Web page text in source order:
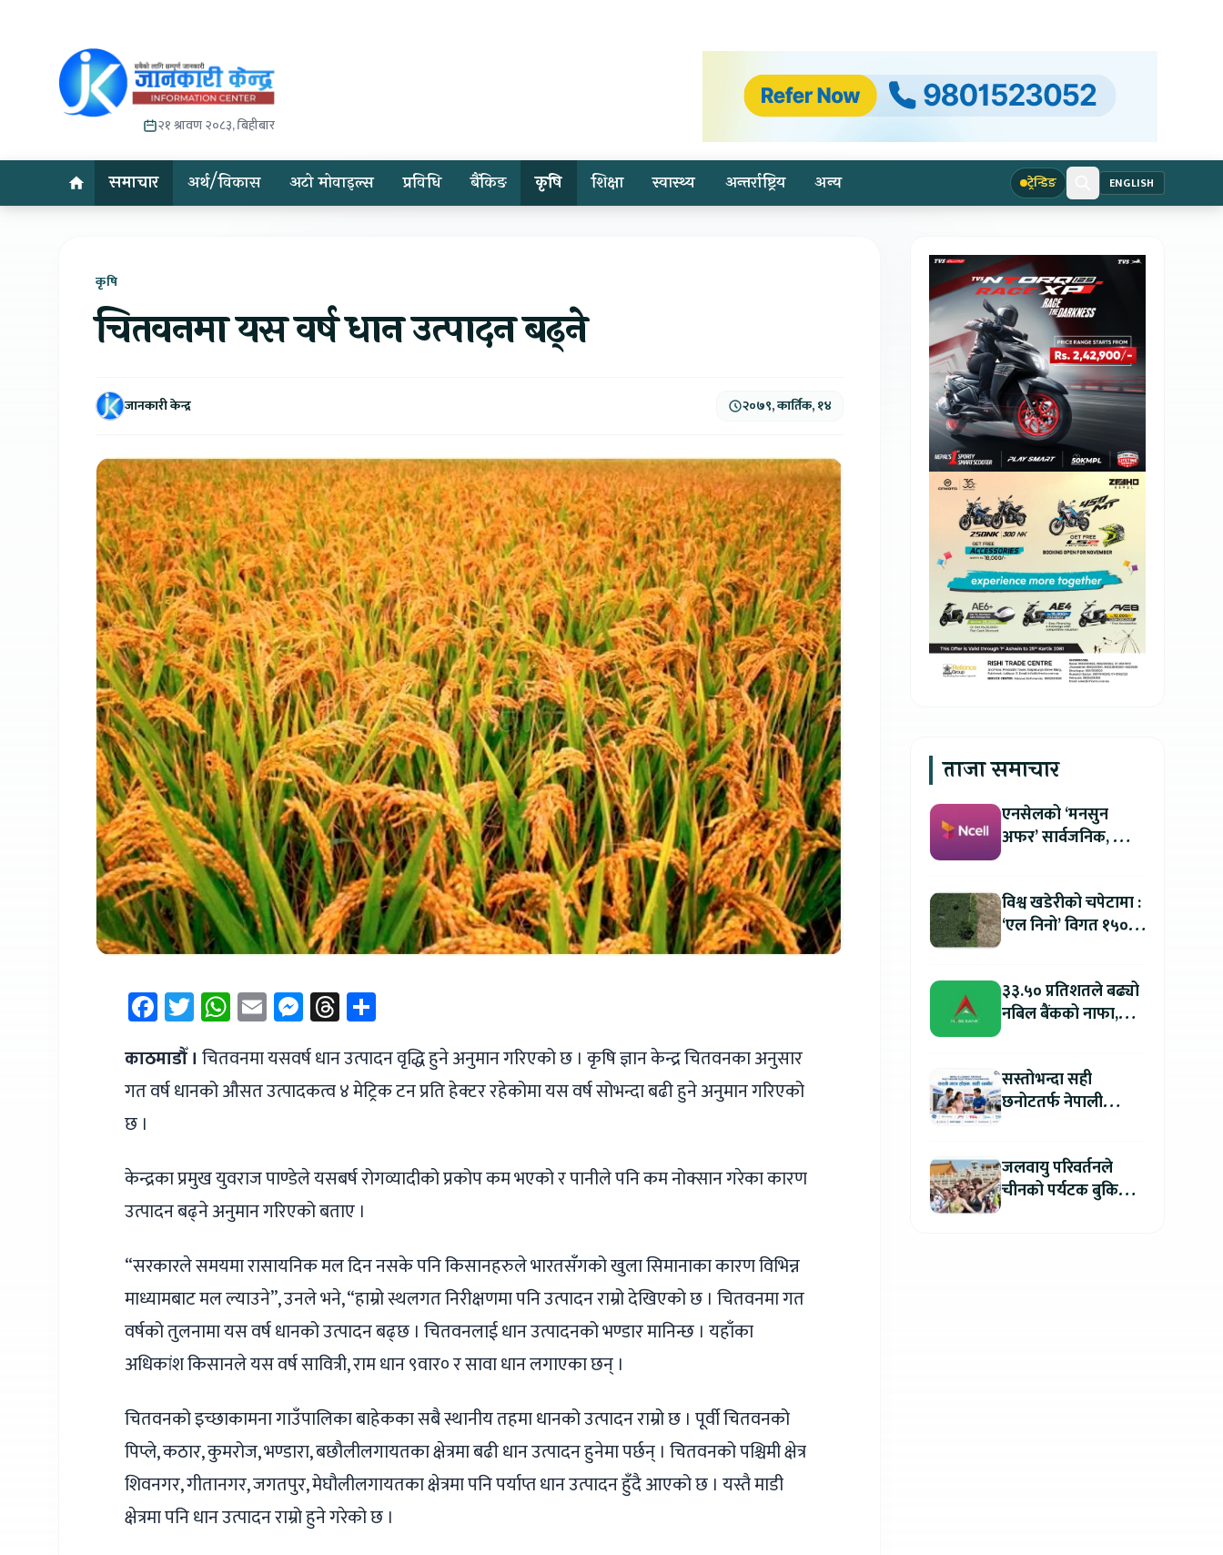
२१ श्रावण २०८३, बिहीबार
समाचार अर्थ/विकास अटो मोवाइल्स प्रविधि बैंकिङ कृषि शिक्षा स्वास्थ्य अन्तर्राष्ट्रिय अन्य ट्रेन्डिङ ENGLISH
कृषि
चितवनमा यस वर्ष धान उत्पादन बढ्ने
जानकारी केन्द्र २०७९, कार्तिक, १४
Facebook
Twitter
WhatsApp
EmailMessenger
Threads
काठमाडौँ । चितवनमा यसवर्ष धान उत्पादन वृद्धि हुने अनुमान गरिएको छ । कृषि ज्ञान केन्द्र चितवनका अनुसार
गत वर्ष धानको औसत उत्पादकत्व ४ मेट्रिक टन प्रति हेक्टर रहेकोमा यस वर्ष सोभन्दा बढी हुने अनुमान गरिएको
छ ।
केन्द्रका प्रमुख युवराज पाण्डेले यसबर्ष रोगव्यादीको प्रकोप कम भएको र पानीले पनि कम नोक्सान गरेका कारण
उत्पादन बढ्ने अनुमान गरिएको बताए ।
“सरकारले समयमा रासायनिक मल दिन नसके पनि किसानहरुले भारतसँगको खुला सिमानाका कारण विभिन्न
माध्यामबाट मल ल्याउने”, उनले भने, “हाम्रो स्थलगत निरीक्षणमा पनि उत्पादन राम्रो देखिएको छ । चितवनमा गत
वर्षको तुलनामा यस वर्ष धानको उत्पादन बढ्छ । चितवनलाई धान उत्पादनको भण्डार मानिन्छ । यहाँका
अधिकांश किसानले यस वर्ष सावित्री, राम धान ९वार० र सावा धान लगाएका छन् ।
चितवनको इच्छाकामना गाउँपालिका बाहेकका सबै स्थानीय तहमा धानको उत्पादन राम्रो छ । पूर्वी चितवनको
पिप्ले, कठार, कुमरोज, भण्डारा, बछौलीलगायतका क्षेत्रमा बढी धान उत्पादन हुनेमा पर्छन् । चितवनको पश्चिमी क्षेत्र
शिवनगर, गीतानगर, जगतपुर, मेघौलीलगायतका क्षेत्रमा पनि पर्याप्त धान उत्पादन हुँदै आएको छ । यस्तै माडी
क्षेत्रमा पनि धान उत्पादन राम्रो हुने गरेको छ ।
ताजा समाचार
एनसेलको ‘मनसुन
अफर’ सार्वजनिक, सिम
विश्व खडेरीको चपेटामा :
‘एल निनो’ विगत १५०
३३.५० प्रतिशतले बढ्यो
नबिल बैंकको नाफा,
सस्तोभन्दा सही
छनोटतर्फ नेपाली
बढ्दो ध्यान
जलवायु परिवर्तनले
चीनको पर्यटक बुकिङ